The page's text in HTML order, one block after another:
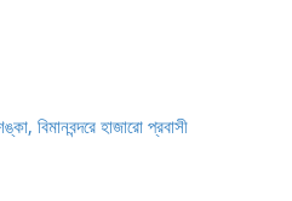
বিমানবন্দরে হাজারো প্রবাসী